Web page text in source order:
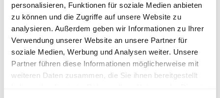
personalisieren, Funktionen für soziale Medien anbieten
zu können und die Zugriffe auf unsere Website zu
analysieren. Außerdem geben wir Informationen zu Ihrer
Verwendung unserer Website an unsere Partner für
soziale Medien, Werbung und Analysen weiter. Unsere
Partner führen diese Informationen möglicherweise mit
weiteren Daten zusammen, die Sie ihnen bereitgestellt
12,99 STRAUSS DER WOCHE